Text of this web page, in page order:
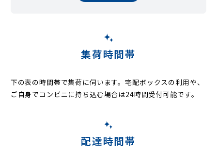
集荷時間帯
下の表の時間帯で集荷に伺います。宅配ボックスの利用や、
ご自身でコンビニに持ち込む場合は24時間受付可能です。
配達時間帯